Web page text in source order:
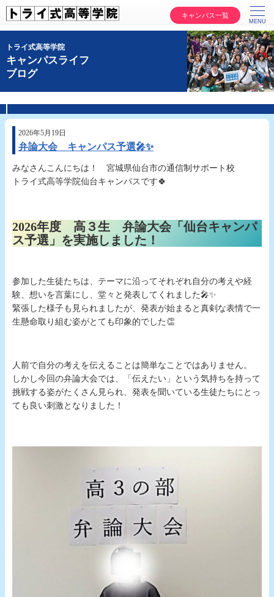
キャンパス一覧
トライ式高等学院
キャンパスライフ
ブログ
2026年5月19日
弁論大会 キャンパス予選🎤✨
みなさんこんにちは！ 宮城県仙台市の通信制サポート校
トライ式高等学院仙台キャンパスです🍀
2026年度 高３生 弁論大会「仙台キャンパ
ス予選」を実施しました！
参加した生徒たちは、テーマに沿ってそれぞれ自分の考えや経
験、想いを言葉にし、堂々と発表してくれました🎤✨
緊張した様子も見られましたが、発表が始まると真剣な表情で一
生懸命取り組む姿がとても印象的でした👏
人前で自分の考えを伝えることは簡単なことではありません。
しかし今回の弁論大会では、「伝えたい」という気持ちを持って
挑戦する姿がたくさん見られ、発表を聞いている生徒たちにとっ
ても良い刺激となりました！